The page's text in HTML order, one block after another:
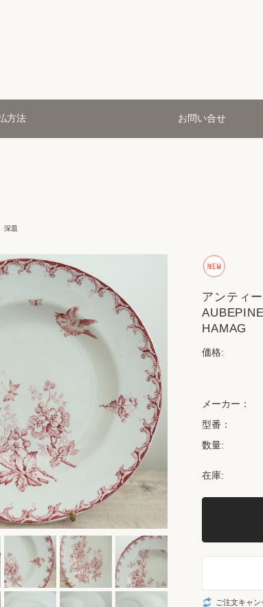
方法 お問い合せ
深皿
アンティ
HAMAG
価格:
メーカー：
型番：
数量:
在庫:
ご注文キャ